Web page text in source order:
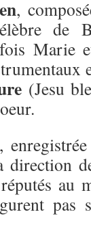
,
de
Marie
(Jesu
direction
au
pas